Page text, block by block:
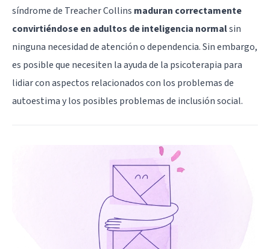
síndrome de Treacher Collins maduran correctamente
convirtiéndose en adultos de inteligencia normalsin
ninguna necesidad de atención o dependencia. Sin embargo,
es posible que necesiten la ayuda de la psicoterapia para
lidiar con aspectos relacionados con los problemas de
autoestimay los posibles problemas de inclusión social.